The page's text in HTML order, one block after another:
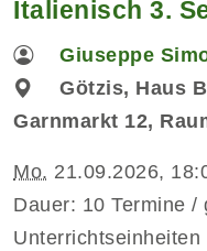
Italienisch 3.
Giuseppe
Götzis, Haus
Garnmarkt 12,
Mo. 21.09.2026,
Dauer: 10 Termine /
Unterrichtseinheiten